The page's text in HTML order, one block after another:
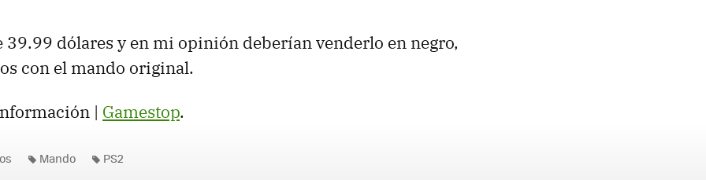
39.99 dólares y en mi opinión deberían venderlo en negro,
con el mando original.
| Gamestop.
Mando PS2